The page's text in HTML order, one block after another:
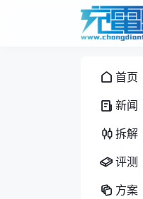
首页
新闻
拆解
评测
方案